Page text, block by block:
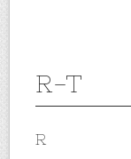
R-T
R